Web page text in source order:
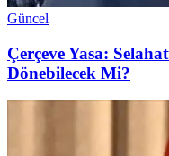
Güncel
Çerçeve Yasa:
Dönebilecek Mi?